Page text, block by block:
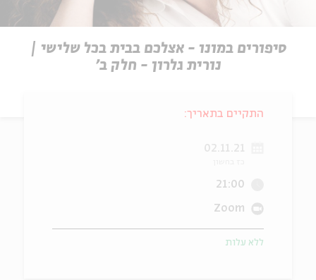
סיפורים במונו - אצלכם בבית בכל שלישי |
נורית גלרון - חלק ב'
התקיים בתאריך:
02.11.21
21:00
Zoom
ללא עלות